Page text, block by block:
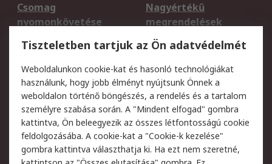
Csomag
nyomonkövetése
Nagyértékű
megrendelések
Regisztráció
Szállítás
Termékvisszaküldés
Szolgáltatások
Jogi
Adatvédelmi
szabályzat
Az RS értékesítési
feltételei
Cookie szabályzat
Email biztonság
Tiszteletben tartjuk az Ön adatvédelmét
Weboldalunkon cookie-kat és hasonló technológiákat
használunk, hogy jobb élményt nyújtsunk Önnek a
weboldalon történő böngészés, a rendelés és a tartalom
személyre szabása során. A "Mindent elfogad" gombra
kattintva, Ön beleegyezik az összes létfontosságú cookie
feldolgozásába. A cookie-kat a "Cookie-k kezelése"
gombra kattintva választhatja ki. Ha ezt nem szeretné,